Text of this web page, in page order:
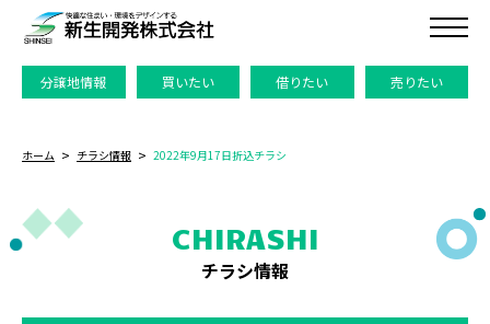
分譲地情報 買いたい 借りたい 売りたい
ホーム チラシ情報 2022年9月17日折込チラシ
CHIRASHI
チラシ情報